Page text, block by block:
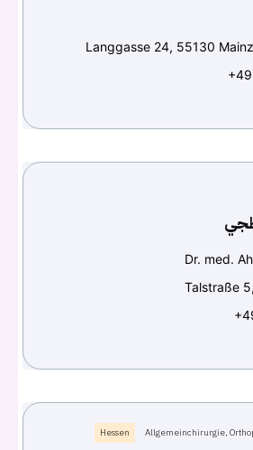
Langgasse 24, 55130
Dr. med.
Talstraße
Allgemeinchirurgie,
Hessen